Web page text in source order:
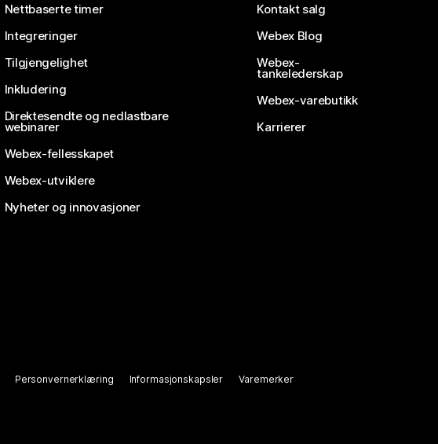
Nettbaserte timer
Integreringer
Tilgjengelighet
Inkludering
Direktesendte og nedlastbare
webinarer
Webex-fellesskapet
Webex-utviklere
Nyheter og innovasjoner
Kontakt salg
Webex Blog
Webex-
tankelederskap
Webex-varebutikk
Karrierer
Personvernerklæring Informasjonskapsler Varemerker